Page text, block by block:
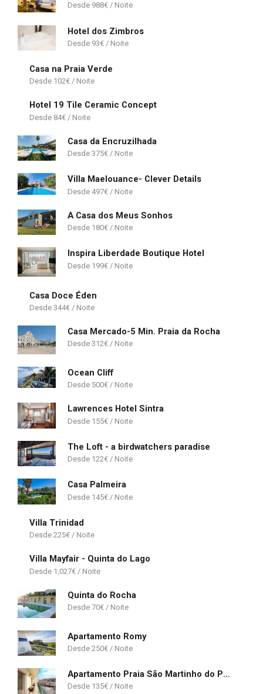
988€
Hotel dos Zimbros
93€
Casa na Praia Verde
102€
Hotel 19 Tile Ceramic Concept
84€
Casa da Encruzilhada
375€
Villa Maelouance- Clever Details
497€
A Casa dos Meus Sonhos
180€
Inspira Liberdade Boutique Hotel
199€
Casa Doce Éden
344€
Casa Mercado-5 Min. Praia da Rocha
312€
Ocean Cliff
500€
Lawrences Hotel Sintra
155€
The Loft - a birdwatchers paradise
122€
Casa Palmeira
145€
Villa Trinidad
225€
Villa Mayfair - Quinta do Lago
1,027€
Quinta do Rocha
70€
Apartamento Romy
250€
Apartamento Praia São Martinho do Porto
135€